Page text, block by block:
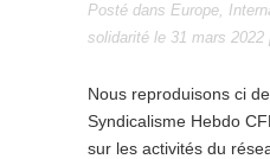
Posté dans Europe,
solidarité le 31 mars 2022
Nous reproduisons ci
Syndicalisme Hebdo
sur les activités du